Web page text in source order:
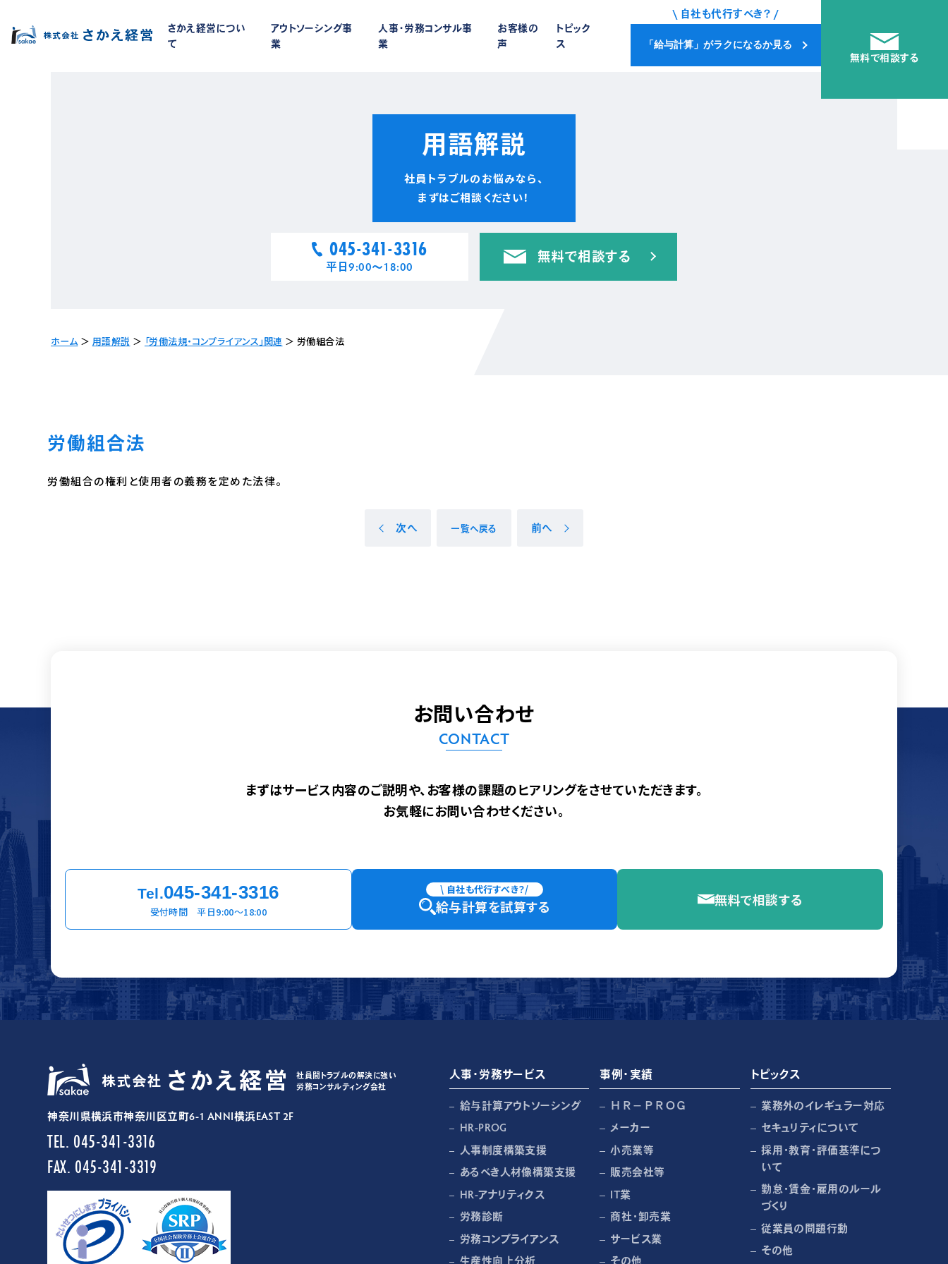
さかえ経営につい
て
アウトソーシング事
業
人事・労務コンサル事
業
お客様の
声
トピック
ス
\ 自社も代行すべき？ /
「給与計算」がラクになるか見る
無料で相談する
用語解説
社員トラブルのお悩みなら、
まずはご相談ください！
045-341-3316
平日9:00〜18:00
無料で相談する
ホーム＞ 用語解説 ＞ 「労働法規・コンプライアンス」関連 ＞ 労働組合法
労働組合法
労働組合の権利と使用者の義務を定めた法律。
次へ 一覧へ戻る 前へ
お問い合わせ
CONTACT
まずはサービス内容のご説明や、お客様の課題のヒアリングをさせていただきます。
お気軽にお問い合わせください。
Tel.045-341-3316
受付時間 平日9:00〜18:00
\ 自社も代行すべき？/
給与計算を試算する 無料で相談する
人事・労務サービス
給与計算アウトソーシング
HR-PROG
人事制度構築支援
あるべき人材像構築支援
HR-アナリティクス
労務診断
労務コンプライアンス
生産性向上分析
事例・実績
ＨＲ－ＰＲＯＧ
メーカー
小売業等
販売会社等
IT業
商社・卸売業
サービス業
その他
トピックス
業務外のイレギュラー対応
セキュリティについて
採用・教育・評価基準につ
いて
勤怠・賃金・雇用のルール
づくり
従業員の問題行動
その他
社員間トラブルの解決に強い
労務コンサルティング会社
神奈川県横浜市神奈川区立町6-1 ANNI横浜EAST 2F
TEL. 045-341-3316
FAX. 045-341-3319